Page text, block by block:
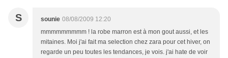
S sounie 08/08/2009 12:20
mmmmmmmmm ! la robe marron est à mon gout aussi, et les
mitaines. Moi j'ai fait ma selection chez zara pour cet hiver, on
regarde un peu toutes les tendances, je vois. j'ai hate de voir